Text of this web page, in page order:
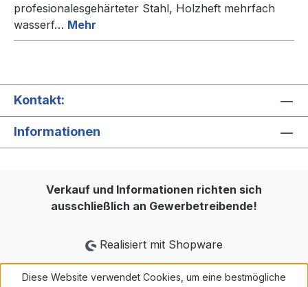
profesionalesgehärteter Stahl, Holzheft mehrfach
wasserf… Mehr
Kontakt:
Informationen
Verkauf und Informationen richten sich
ausschließlich an Gewerbetreibende!
Realisiert mit Shopware
Diese Website verwendet Cookies, um eine bestmögliche